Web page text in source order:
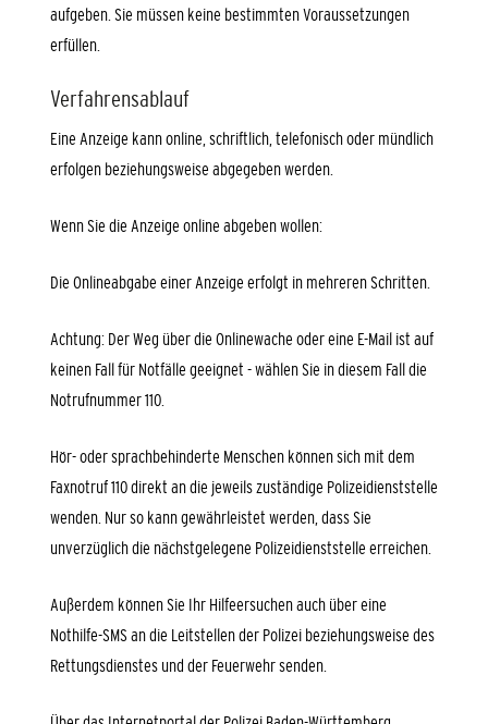
aufgeben. Sie müssen keine bestimmten Voraussetzungen
erfüllen.
Verfahrensablauf
Eine Anzeige kann online, schriftlich, telefonisch oder mündlich
erfolgen beziehungsweise abgegeben werden.
Wenn Sie die Anzeige online abgeben wollen:
Die Onlineabgabe einer Anzeige erfolgt in mehreren Schritten.
Achtung: Der Weg über die Onlinewache oder eine E-Mail ist auf
keinen Fall für Notfälle geeignet - wählen Sie in diesem Fall die
Notrufnummer 110.
Hör- oder sprachbehinderte Menschen können sich mit dem
Faxnotruf 110 direkt an die jeweils zuständige Polizeidienststelle
wenden. Nur so kann gewährleistet werden, dass Sie
unverzüglich die nächstgelegene Polizeidienststelle erreichen.
Außerdem können Sie Ihr Hilfeersuchen auch über eine
Nothilfe-SMS an die Leitstellen der Polizei beziehungsweise des
Rettungsdienstes und der Feuerwehr senden.